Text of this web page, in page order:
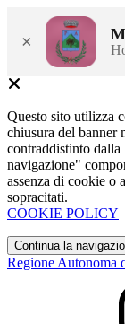
×
Questo sito utilizza
chiusura del banner
contraddistinto
navigazione"
assenza di cookie o
sopracitati.
COOKIE POLICY
Continua la
Regione Autonoma